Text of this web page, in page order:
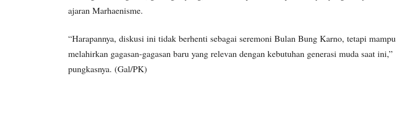
ajaran Marhaenisme.
“Harapannya, diskusi ini tidak berhenti sebagai seremoni Bulan Bung Karno, tetapi mampu
melahirkan gagasan-gagasan baru yang relevan dengan kebutuhan generasi muda saat ini,”
pungkasnya. (Gal/PK)